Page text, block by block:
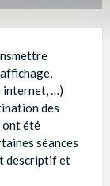
internet, …)
des
été
séances
descriptif et